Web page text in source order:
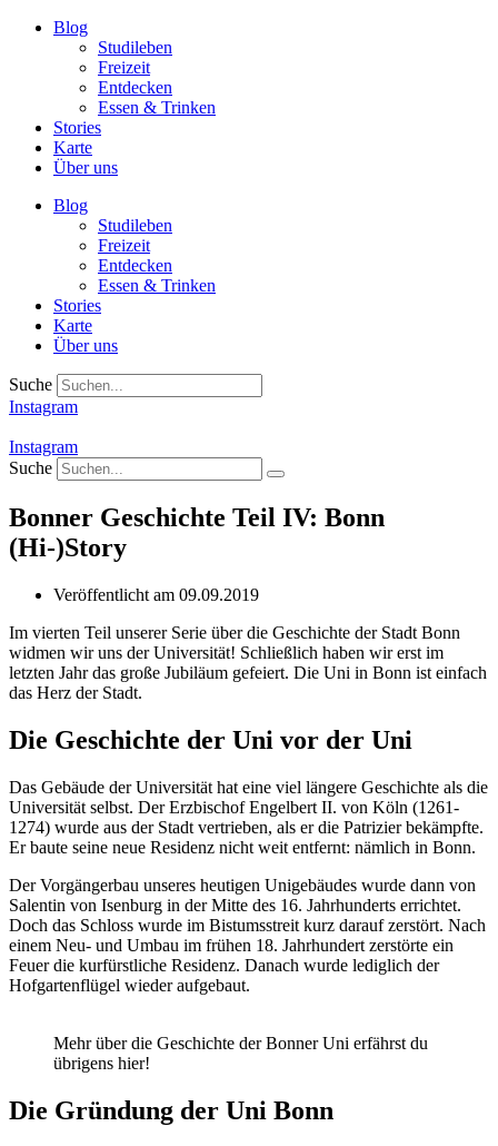
Zum
Blog
Studileben
Freizeit
Entdecken
Essen & Trinken
Stories
Karte
Über uns
Blog
Studileben
Freizeit
Entdecken
Essen & Trinken
Stories
Karte
Über uns
Suche
Instagram
Instagram
Suche
Bonner Geschichte Teil IV: Bonn
(Hi-)Story
Veröffentlicht am 09.09.2019
Im vierten Teil unserer Serie über die Geschichte der Stadt Bonn
widmen wir uns der Universität! Schließlich haben wir erst im
letzten Jahr das große Jubiläum gefeiert. Die Uni in Bonn ist einfach
das Herz der Stadt.
Die Geschichte der Uni vor der Uni
Das Gebäude der Universität hat eine viel längere Geschichte als die
Universität selbst. Der Erzbischof Engelbert II. von Köln (1261-
1274) wurde aus der Stadt vertrieben, als er die Patrizier bekämpfte.
Er baute seine neue Residenz nicht weit entfernt: nämlich in Bonn.
Der Vorgängerbau unseres heutigen Unigebäudes wurde dann von
Salentin von Isenburg in der Mitte des 16. Jahrhunderts errichtet.
Doch das Schloss wurde im Bistumsstreit kurz darauf zerstört. Nach
einem Neu- und Umbau im frühen 18. Jahrhundert zerstörte ein
Feuer die kurfürstliche Residenz. Danach wurde lediglich der
Hofgartenflügel wieder aufgebaut.
Mehr über die Geschichte der Bonner Uni erfährst du
übrigens hier!
Die Gründung der Uni Bonn